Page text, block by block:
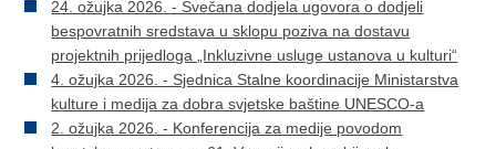
24. ožujka 2026. - Svečana dodjela ugovora o dodjeli
bespovratnih sredstava u sklopu poziva na dostavu
projektnih prijedloga „Inkluzivne usluge ustanova u kulturi“
​4. ožujka 2026. - Sjednica Stalne koordinacije Ministarstva
kulture i medija za dobra svjetske baštine UNESCO-a
2. ožujka 2026. - Konferencija za medije povodom